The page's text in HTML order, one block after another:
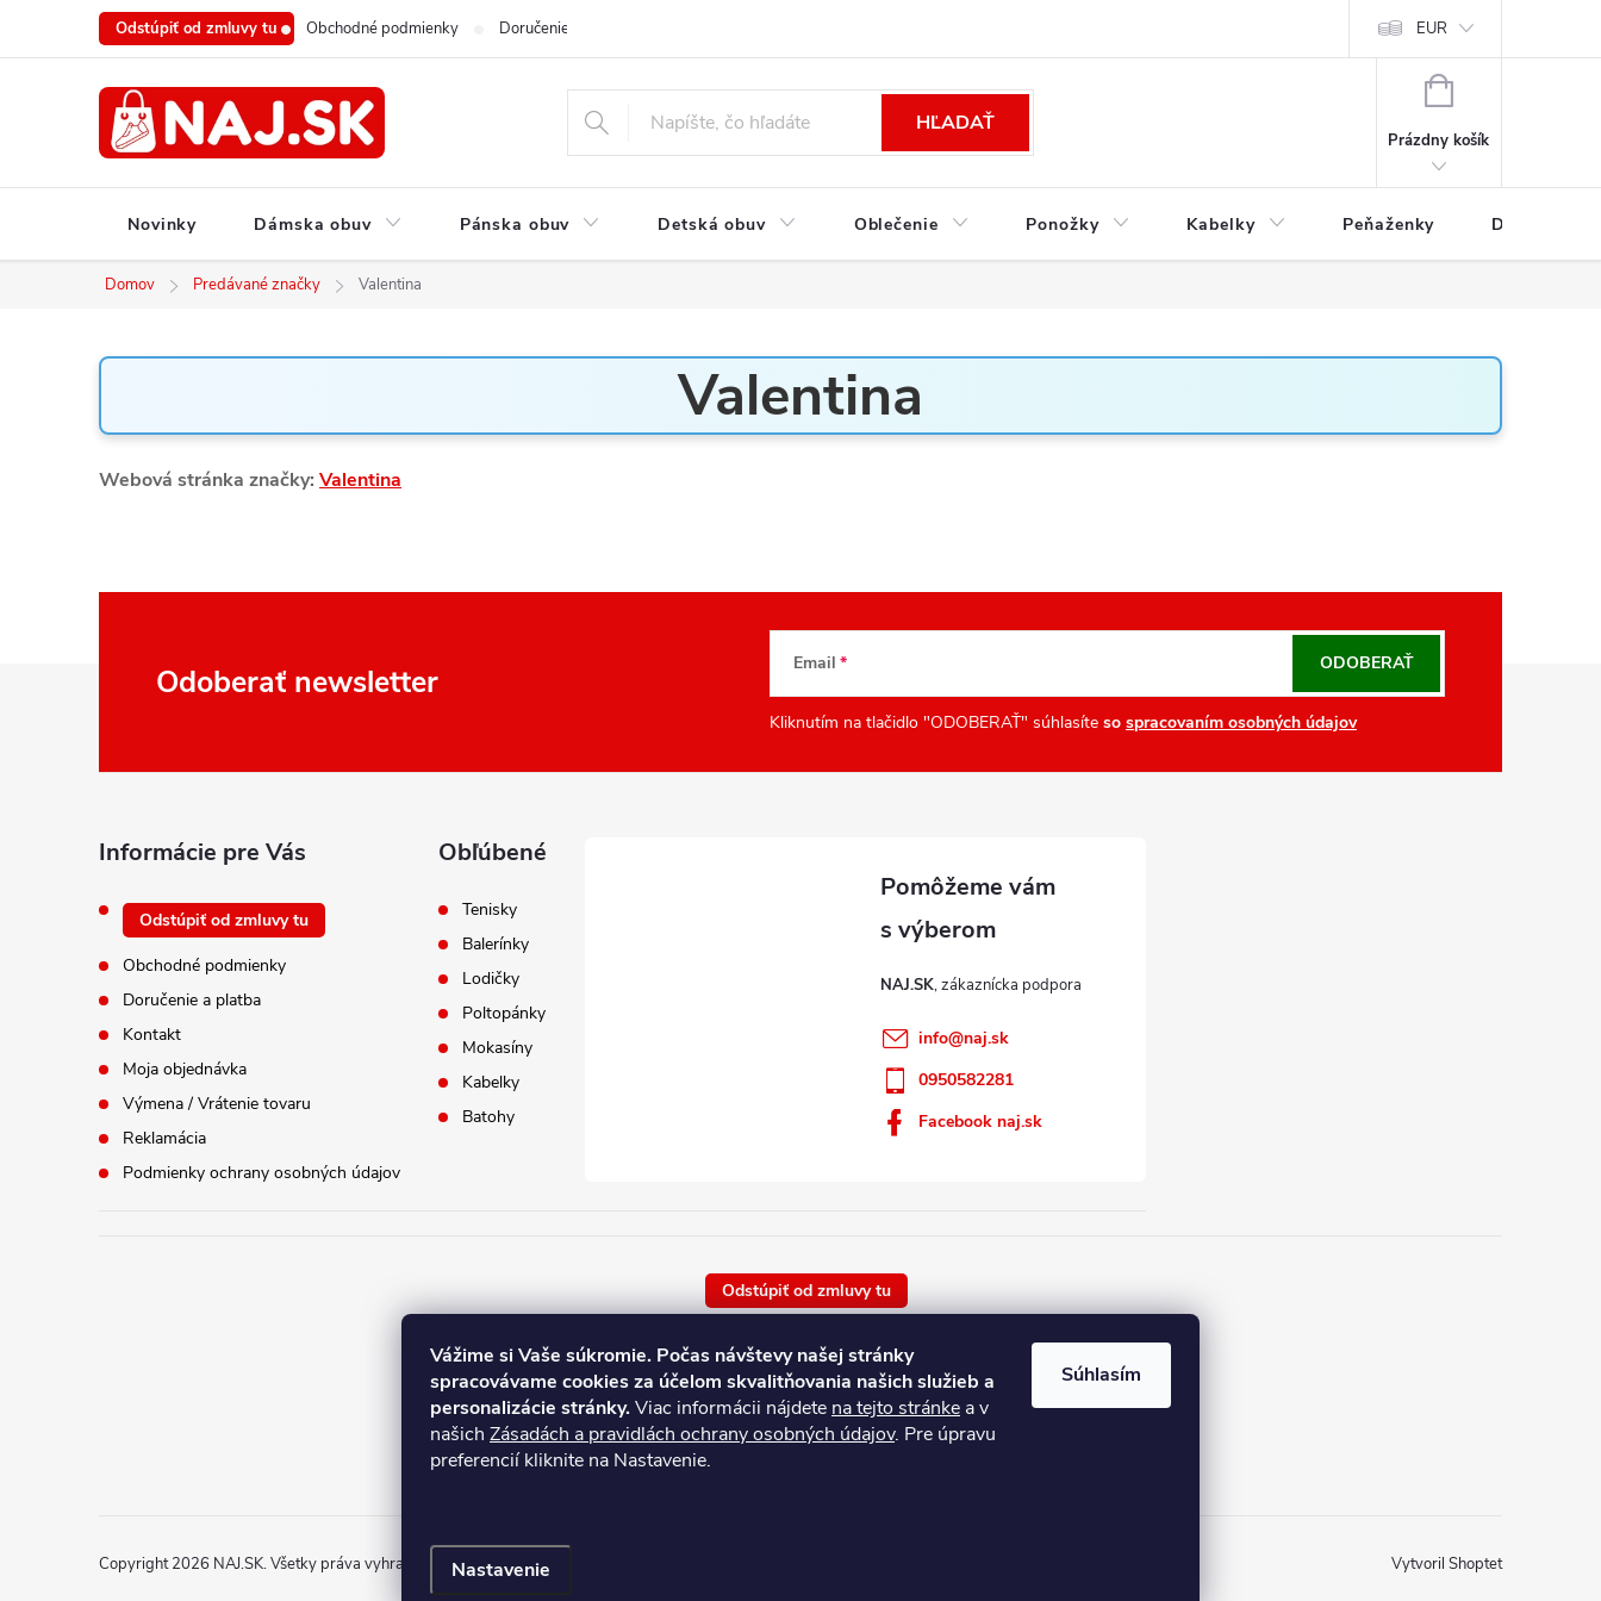
Vážime si Vaše súkromie. Počas návštevy našej stránky
spracovávame cookies za účelom skvalitňovania našich služieb a
personalizácie stránky.Viac informácii nájdete na tejto stránke a v
našich Zásadách a pravidlách ochrany osobných údajov. Pre úpravu
preferencií kliknite na Nastavenie.
Nastavenie
Súhlasím
Odstúpiť od zmluvy tu Obchodné podmienky Doručenie a platba Podmienky ochrany osobných údajov
EUR
HĽADAŤ
NÁKUPNÝ
Prázdny košík
Novinky Dámska obuv Pánska obuv Detská obuv Oblečenie Ponožky Kabelky Peňaženky Drogéria
Domov Predávané značky Valentina
Valentina
Webová stránka značky: Valentina
Odoberať newsletter Email
Kliknutím na tlačidlo "ODOBERAŤ" súhlasíte so spracovaním osobných údajov
ODOBERAŤ
Informácie pre Vás
Odstúpiť od zmluvy tu
Obchodné podmienky
Doručenie a platba
Kontakt
Moja objednávka
Výmena / Vrátenie tovaru
Reklamácia
Podmienky ochrany osobných údajov
Obľúbené
Tenisky
Balerínky
Lodičky
Poltopánky
Mokasíny
Kabelky
Batohy
NAJ.SK
info@naj.sk
0950582281
Facebook naj.sk
Odstúpiť od zmluvy tu
Aktuálne ceny tovaru
platné od : 8/8/2026
Vytvoril Shoptet
Copyright 2026 NAJ.SK. Všetky práva vyhradené.